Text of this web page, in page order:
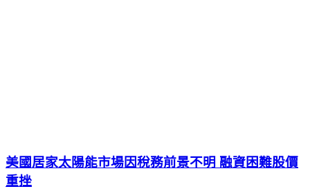
美國居家太陽能市場因稅務前景不明 融資困難股價
重挫